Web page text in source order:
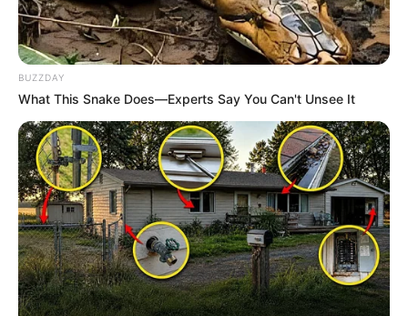
BUZZDAY
What This Snake Does—Experts Say You Can't Unsee It